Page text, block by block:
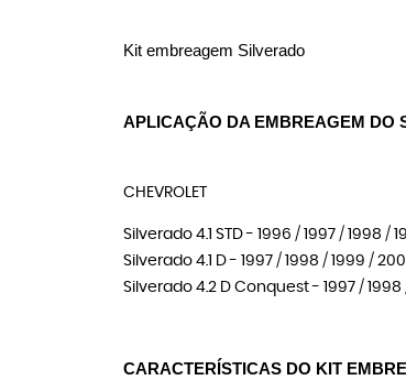
Kit embreagem Silverado
APLICAÇÃO DA EMBREAGEM DO
CHEVROLET
Silverado 4.1 STD - 1996 / 1997 / 1998 /
Silverado 4.1 D - 1997 / 1998 / 1999 /
Silverado 4.2 D Conquest - 1997 /
CARACTERÍSTICAS DO KIT